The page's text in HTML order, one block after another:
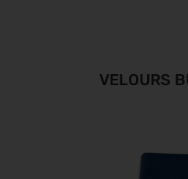
VELOURS